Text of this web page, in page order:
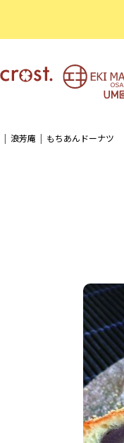
浪芳庵 もちあんドーナツ